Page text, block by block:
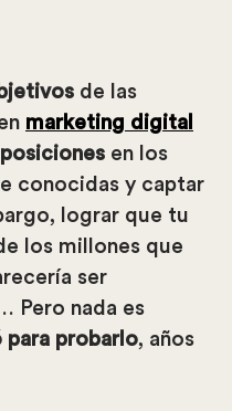
de las
marketing digital
en los
conocidas y captar
lograr que tu
los millones que
ser
Pero nada es
para probarlo, años